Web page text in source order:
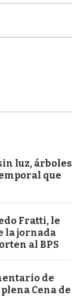
luz, árboles
que
Fratti, le
la jornada
al BPS
de
Cena de